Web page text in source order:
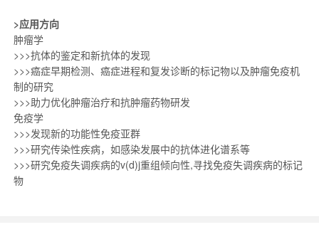
>应用方向
肿瘤学
>>>抗体的鉴定和新抗体的发现
>>>癌症早期检测、癌症进程和复发诊断的标记物以及肿瘤免疫机
制的研究
>>>助力优化肿瘤治疗和抗肿瘤药物研发
免疫学
>>>发现新的功能性免疫亚群
>>>研究传染性疾病，如感染发展中的抗体进化谱系等
>>>研究免疫失调疾病的v(d)j重组倾向性,寻找免疫失调疾病的标记
物